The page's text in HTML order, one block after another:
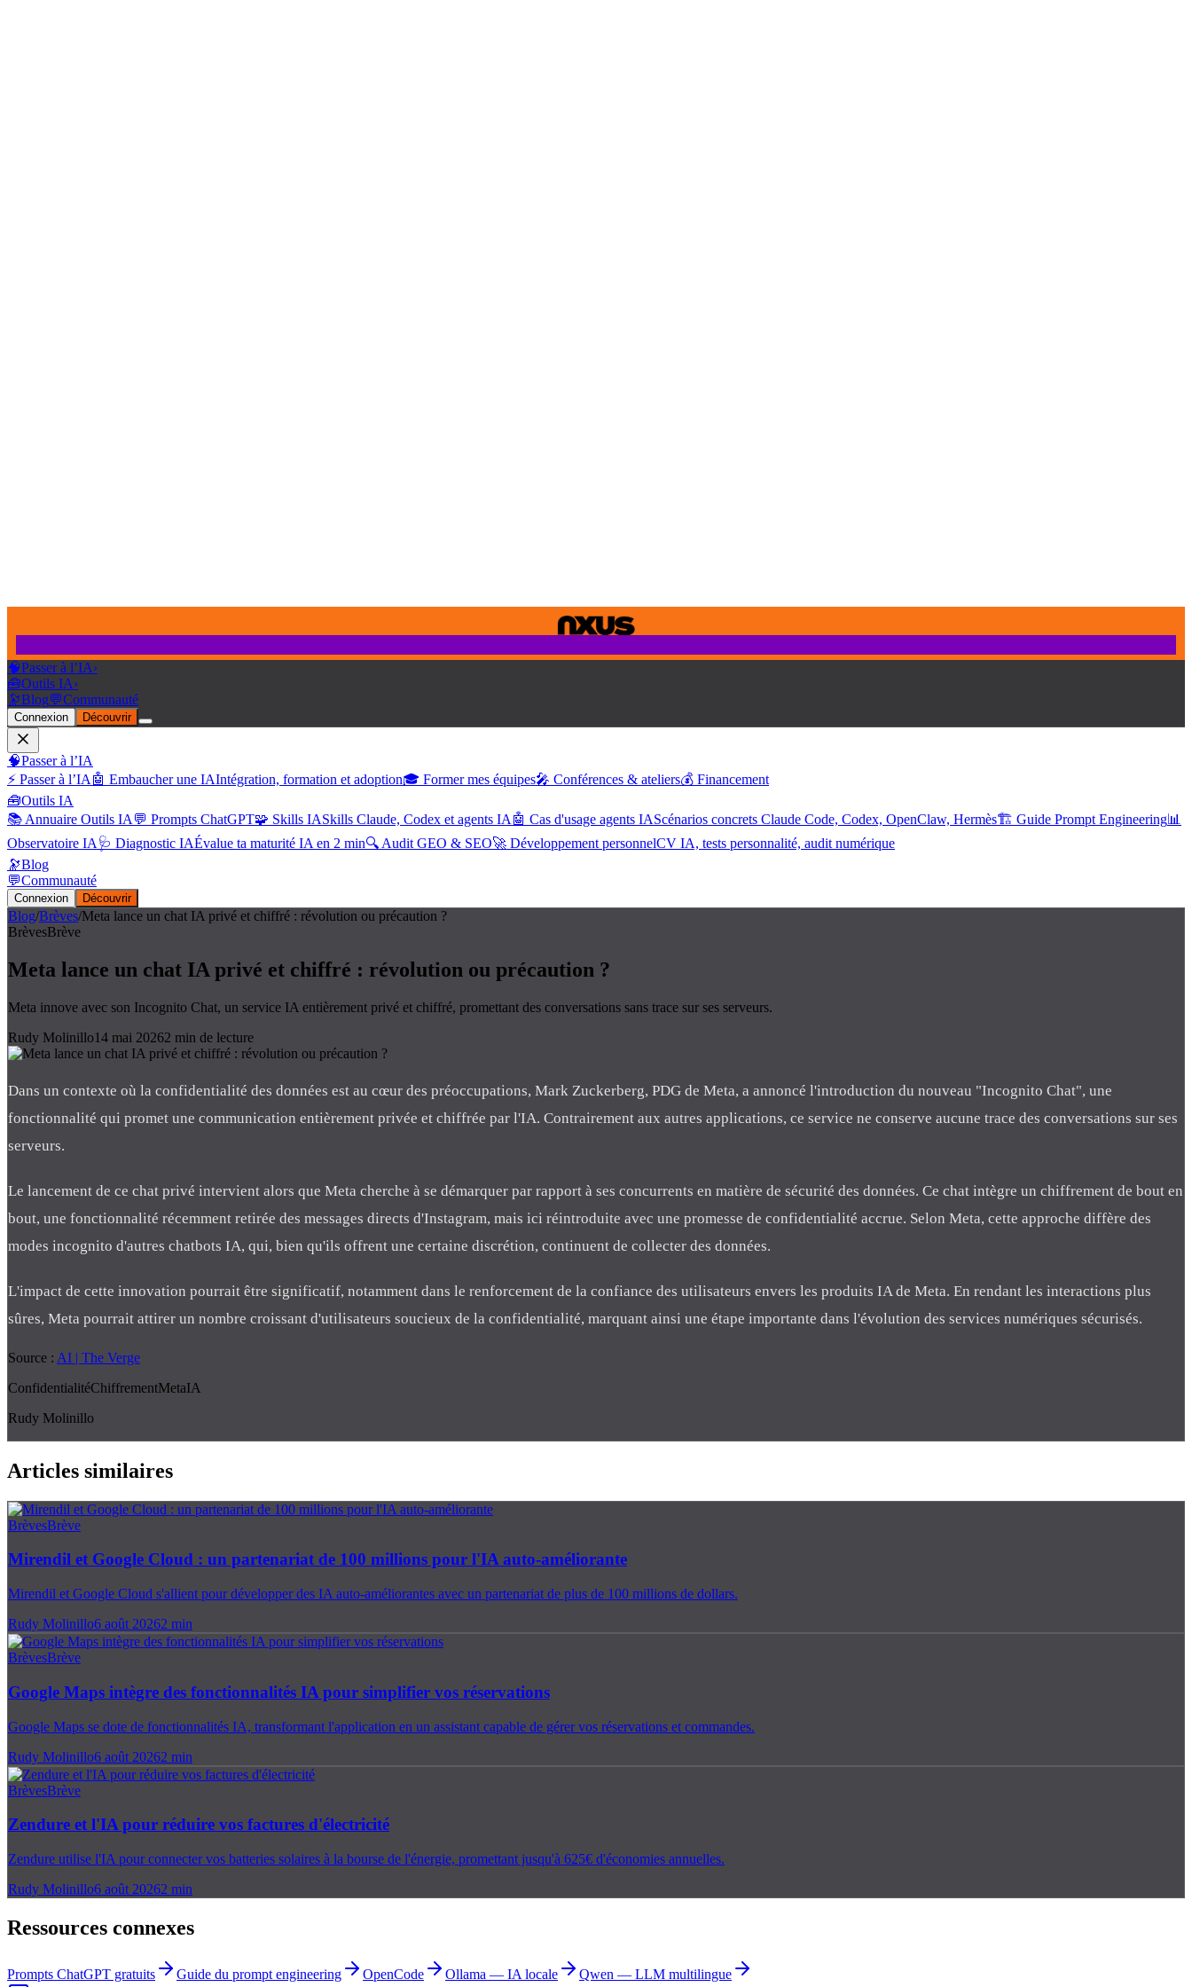
🧠Passer à l’IA›
🧰Outils IA›
🔭Blog💬Communauté
Connexion Découvrir
🧠Passer à l’IA
⚡ Passer à l’IA 🤖 Embaucher une IAIntégration, formation et adoption🎓 Former mes équipes🎤 Conférences & ateliers💰 Financement
🧰Outils IA
📚 Annuaire Outils IA 💬 Prompts ChatGPT🧩 Skills IASkills Claude, Codex et agents IA 🤖 Cas d'usage agents IAScénarios concrets Claude Code, Codex, OpenClaw, Hermès🏗️ Guide Prompt Engineering📊
Observatoire IA 🩺 Diagnostic IAÉvalue ta maturité IA en 2 min🔍 Audit GEO & SEO🚀 Développement personnelCV IA, tests personnalité, audit numérique
🔭Blog
💬Communauté
Connexion Découvrir
Blog/Brèves/Meta lance un chat IA privé et chiffré : révolution ou précaution ?
BrèvesBrève
Meta lance un chat IA privé et chiffré : révolution ou précaution ?
Meta innove avec son Incognito Chat, un service IA entièrement privé et chiffré, promettant des conversations sans trace sur ses serveurs.
Rudy Molinillo14 mai 20262 min de lecture
Dans un contexte où la confidentialité des données est au cœur des préoccupations, Mark Zuckerberg, PDG de Meta, a annoncé l'introduction du nouveau "Incognito Chat", une
fonctionnalité qui promet une communication entièrement privée et chiffrée par l'IA. Contrairement aux autres applications, ce service ne conserve aucune trace des conversations sur ses
serveurs.
Le lancement de ce chat privé intervient alors que Meta cherche à se démarquer par rapport à ses concurrents en matière de sécurité des données. Ce chat intègre un chiffrement de bout en
bout, une fonctionnalité récemment retirée des messages directs d'Instagram, mais ici réintroduite avec une promesse de confidentialité accrue. Selon Meta, cette approche diffère des
modes incognito d'autres chatbots IA, qui, bien qu'ils offrent une certaine discrétion, continuent de collecter des données.
L'impact de cette innovation pourrait être significatif, notamment dans le renforcement de la confiance des utilisateurs envers les produits IA de Meta. En rendant les interactions plus
sûres, Meta pourrait attirer un nombre croissant d'utilisateurs soucieux de la confidentialité, marquant ainsi une étape importante dans l'évolution des services numériques sécurisés.
Source : AI | The Verge
ConfidentialitéChiffrementMetaIA
Rudy Molinillo
Articles similaires
BrèvesBrève
Mirendil et Google Cloud : un partenariat de 100 millions pour l'IA auto-améliorante
Mirendil et Google Cloud s'allient pour développer des IA auto-améliorantes avec un partenariat de plus de 100 millions de dollars.
Rudy Molinillo6 août 20262 min
BrèvesBrève
Google Maps intègre des fonctionnalités IA pour simplifier vos réservations
Google Maps se dote de fonctionnalités IA, transformant l'application en un assistant capable de gérer vos réservations et commandes.
Rudy Molinillo6 août 20262 min
BrèvesBrève
Zendure et l'IA pour réduire vos factures d'électricité
Zendure utilise l'IA pour connecter vos batteries solaires à la bourse de l'énergie, promettant jusqu'à 625€ d'économies annuelles.
Rudy Molinillo6 août 20262 min
Ressources connexes
Prompts ChatGPT gratuits Guide du prompt engineering OpenCode Ollama — IA locale Qwen — LLM multilingue